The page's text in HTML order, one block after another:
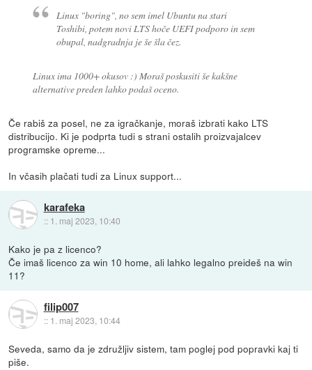
Linux "boring", no sem imel Ubuntu na stari
Toshibi, potem novi LTS hoče UEFI podporo in sem
obupal, nadgradnja je še šla čez.
Linux ima 1000+ okusov :) Moraš poskusiti še kakšne
alternative preden lahko podaš oceno.
Če rabiš za posel, ne za igračkanje, moraš izbrati kako LTS
distribucijo. Ki je podprta tudi s strani ostalih proizvajalcev
programske opreme...
In včasih plačati tudi za Linux support...
karafeka
:: 1. maj 2023, 10:40
Kako je pa z licenco?
Če imaš licenco za win 10 home, ali lahko legalno preideš na win
11?
filip007
:: 1. maj 2023, 10:44
Seveda, samo da je združljiv sistem, tam poglej pod popravki kaj ti
piše.